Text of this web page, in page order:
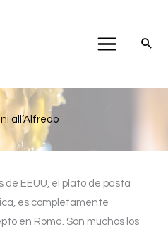
all’Alfredo
EEUU, el plato de pasta
es completamente
en Roma. Son muchos los